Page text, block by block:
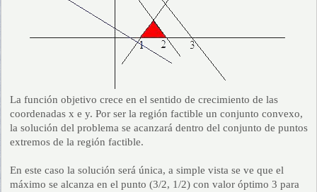
La función objetivo crece en el sentido de crecimiento de las
coordenadas x e y. Por ser la región factible un conjunto convexo,
la solución del problema se acanzará dentro del conjunto de puntos
extremos de la región factible.
En este caso la solución será única, a simple vista se ve que el
máximo se alcanza en el punto (3/2, 1/2) con valor óptimo 3 para